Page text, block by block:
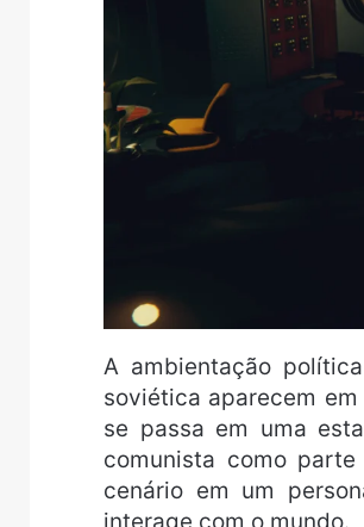
A ambientação
soviética aparecem
se passa em uma
comunista como
cenário em um